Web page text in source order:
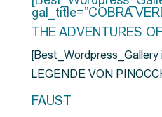
gal_title=”COBRA
THE ADVENTURES
[Best_Wordpress_Gallery
LEGENDE VON
FAUST